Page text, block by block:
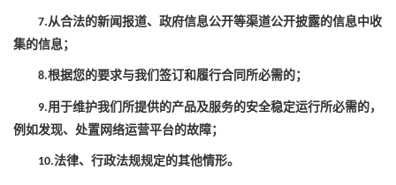
7.从合法的新闻报道、政府信息公开等渠道公开披露的信息中收
集的信息；
8.根据您的要求与我们签订和履行合同所必需的；
9.用于维护我们所提供的产品及服务的安全稳定运行所必需的，
例如发现、处置网络运营平台的故障；
10.法律、行政法规规定的其他情形。